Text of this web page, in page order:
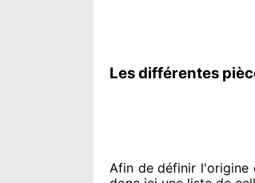
Les différentes
Afin de définir l'origine